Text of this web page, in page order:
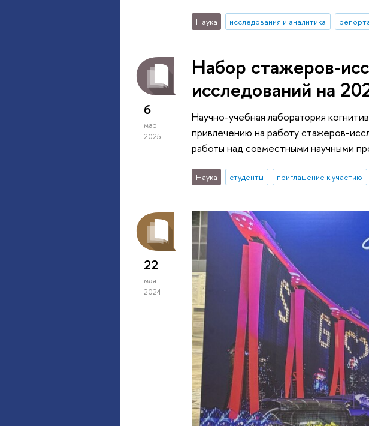
Наука исследования и аналитика
6
мар
2025
Набор стажеров-
исследований на
Научно-учебная лаборатория
привлечению на работу стажеров-
работы над совместными научными
Наука студенты приглашение к участию
22
мая
2024